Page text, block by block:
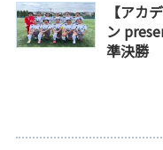
【アカ
ン
準決勝